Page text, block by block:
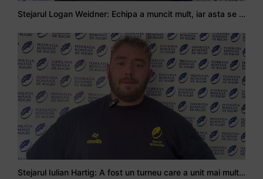
Stejarul Logan Weidner: Echipa a muncit mult, iar asta se va vedea în meciurile de la Nations Cup
Stejarul Iulian Hartig: A fost un turneu care a unit mai mult echipa